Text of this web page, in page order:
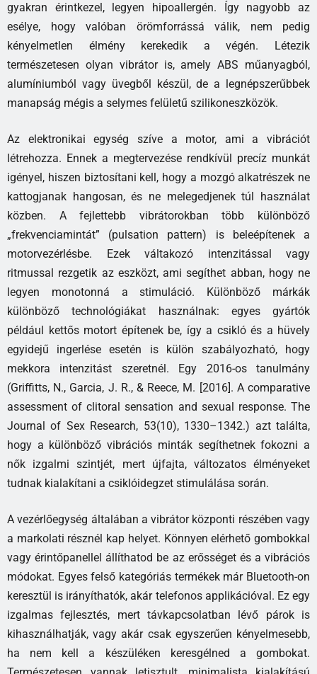
gyakran érintkezel, legyen hipoallergén. Így nagyobb az
esélye, hogy valóban örömforrássá válik, nem pedig
kényelmetlen élmény kerekedik a végén. Létezik
természetesen olyan vibrátor is, amely ABS műanyagból,
alumíniumból vagy üvegből készül, de a legnépszerűbbek
manapság mégis a selymes felületű szilikoneszközök.
Az elektronikai egység szíve a motor, ami a vibrációt
létrehozza. Ennek a megtervezése rendkívül precíz munkát
igényel, hiszen biztosítani kell, hogy a mozgó alkatrészek ne
kattogjanak hangosan, és ne melegedjenek túl használat
közben. A fejlettebb vibrátorokban több különböző
„frekvenciamintát” (pulsation pattern) is beleépítenek a
motorvezérlésbe. Ezek váltakozó intenzitással vagy
ritmussal rezgetik az eszközt, ami segíthet abban, hogy ne
legyen monotonná a stimuláció. Különböző márkák
különböző technológiákat használnak: egyes gyártók
például kettős motort építenek be, így a csikló és a hüvely
egyidejű ingerlése esetén is külön szabályozható, hogy
mekkora intenzitást szeretnél. Egy 2016-os tanulmány
(Griffitts, N., Garcia, J. R., & Reece, M. [2016]. A comparative
assessment of clitoral sensation and sexual response. The
Journal of Sex Research, 53(10), 1330–1342.) azt találta,
hogy a különböző vibrációs minták segíthetnek fokozni a
nők izgalmi szintjét, mert újfajta, változatos élményeket
tudnak kialakítani a csiklóidegzet stimulálása során.
A vezérlőegység általában a vibrátor központi részében vagy
a markolati résznél kap helyet. Könnyen elérhető gombokkal
vagy érintőpanellel állíthatod be az erősséget és a vibrációs
módokat. Egyes felső kategóriás termékek már Bluetooth-on
keresztül is irányíthatók, akár telefonos applikációval. Ez egy
izgalmas fejlesztés, mert távkapcsolatban lévő párok is
kihasználhatják, vagy akár csak egyszerűen kényelmesebb,
ha nem kell a készüléken keresgélned a gombokat.